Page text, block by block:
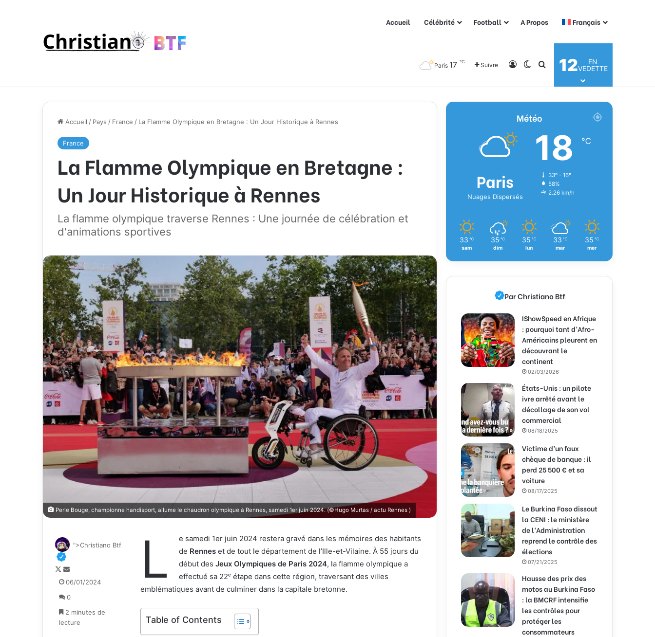
Accueil Célébrité Football A Propos Français
Paris 17 ℃ Suivre ConnexionSwitch skin
Rechercher
12
EN
VEDETTE
Accueil / Pays / France / La Flamme Olympique en Bretagne : Un Jour Historique à Rennes
France
La Flamme Olympique en Bretagne :
Un Jour Historique à Rennes
La flamme olympique traverse Rennes : Une journée de célébration et
d'animations sportives
Perle Bouge, championne handisport, allume le chaudron olympique à Rennes, samedi 1er juin 2024. (©Hugo Murtas / actu Rennes )
L
e samedi 1er juin 2024 restera gravé dans les mémoires des habitants
de Rennes et de tout le département de l’Ille-et-Vilaine. À 55 jours du
début des Jeux Olympiques de Paris 2024, la flamme olympique a
effectué sa 22ᵉ étape dans cette région, traversant des villes
emblématiques avant de culminer dans la capitale bretonne.
Table of Contents
">Christiano Btf
F
o
l
o
w
n
o
y
e
06/01/2024
0
2 minutes de
lecture
Météo
Paris
Nuages Dispersés
18 ℃
33º - 16º
58%
2.26 km/h
33 ℃
sam
35 ℃
dim
35 ℃
lun
33 ℃
mar
35 ℃
mer
Par Christiano Btf
IShowSpeed en Afrique
: pourquoi tant d’Afro-
Américains pleurent en
découvrant le
continent
02/03/2026
États-Unis : un pilote
ivre arrêté avant le
décollage de son vol
commercial
08/18/2025
Victime d’un faux
chèque de banque : il
perd 25 500 € et sa
voiture
08/17/2025
Le Burkina Faso dissout
la CENI : le ministère
de l’Administration
reprend le contrôle des
élections
07/21/2025
Hausse des prix des
motos au Burkina Faso
: la BMCRF intensifie
les contrôles pour
protéger les
consommateurs